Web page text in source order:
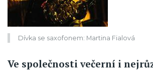
Dívka se saxofonem: Martina Fialová
Ve společnosti večerní i